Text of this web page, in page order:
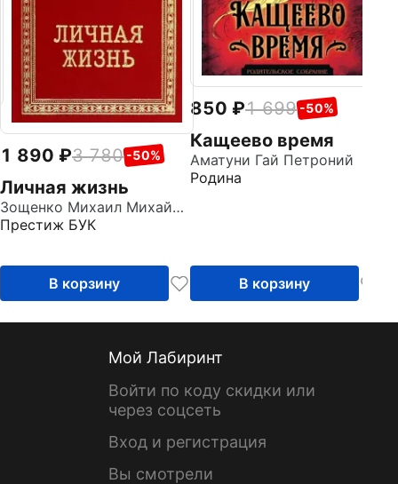
1 890 3 780 -50%
Личная жизнь
Зощенко Михаил Михайлович
Престиж БУК
В корзину
850 1 699 -50%
Кащеево время
Аматуни Гай Петроний
Родина
В корзину
Мой Лабиринт
Войти по коду скидки или
через соцсеть
Вход и регистрация
Вы смотрели